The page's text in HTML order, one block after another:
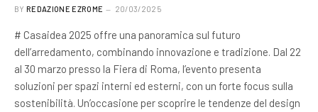
BY REDAZIONE EZROME 20/03/2025
# Casaidea 2025 offre una panoramica sul futuro
dell’arredamento, combinando innovazione e tradizione. Dal 22
al 30 marzo presso la Fiera di Roma, l’evento presenta
soluzioni per spazi interni ed esterni, con un forte focus sulla
sostenibilità. Un’occasione per scoprire le tendenze del design